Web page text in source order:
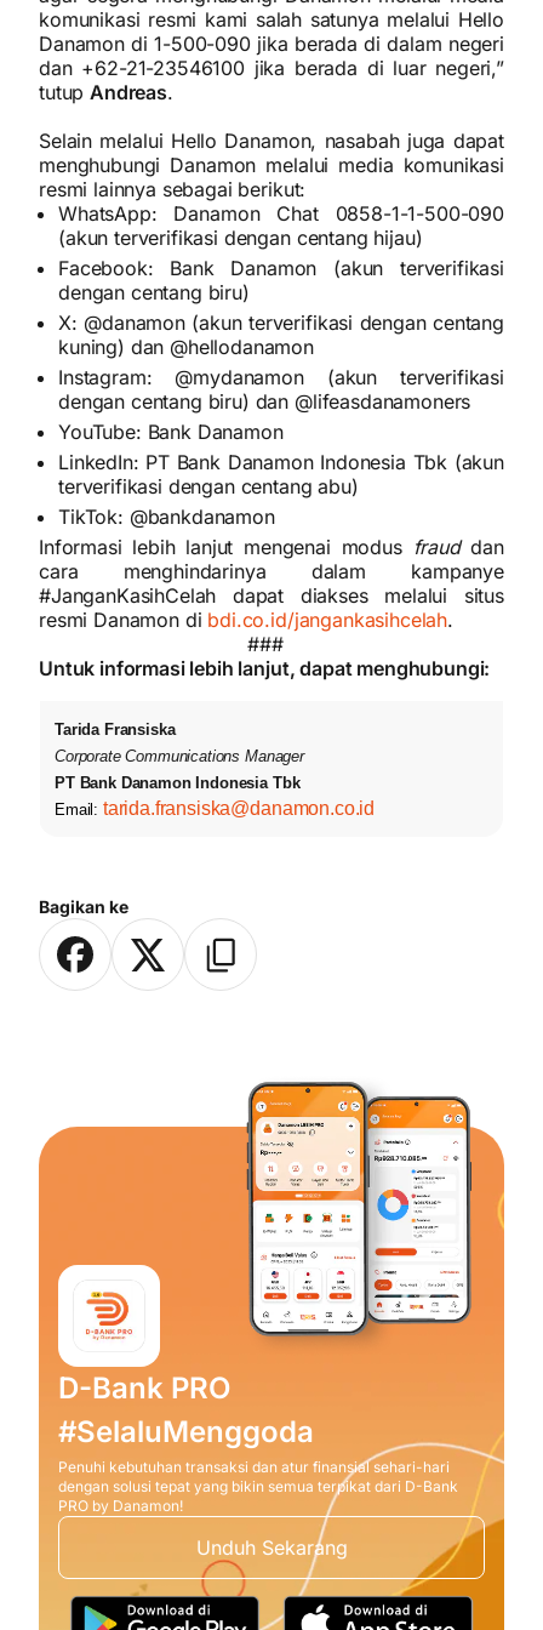
Bagikan ke
komunikasi resmi kami salah satunya melalui Hello
Danamon di 1-500-090 jika berada di dalam negeri
dan +62-21-23546100 jika berada di luar negeri,”
tutupAndreas.
Selain melalui Hello Danamon, nasabah juga dapat
menghubungi Danamon melalui media komunikasi
resmi lainnya sebagai berikut:
WhatsApp: Danamon Chat 0858-1-1-500-090
(akun terverifikasi dengan centang hijau)
Facebook: Bank Danamon (akun terverifikasi
dengan centang biru)
X: @danamon (akun terverifikasi dengan centang
kuning) dan @hellodanamon
Instagram: @mydanamon (akun terverifikasi
dengan centang biru) dan @lifeasdanamoners
YouTube: Bank Danamon
LinkedIn: PT Bank Danamon Indonesia Tbk (akun
terverifikasi dengan centang abu)
TikTok: @bankdanamon
Informasi lebih lanjut mengenai modus frauddan
cara menghindarinya dalam kampanye
#JanganKasihCelah dapat diakses melalui situs
resmi Danamon di bdi.co.id/jangankasihcelah.
###
Untuk informasi lebih lanjut, dapat menghubungi:
Tarida Fransiska
Corporate Communications Manager
PT Bank Danamon Indonesia Tbk
Email: tarida.fransiska@danamon.co.id
D-Bank PRO
#SelaluMenggoda
Penuhi kebutuhan transaksi dan atur finansial sehari-hari
dengan solusi tepat yang bikin semua terpikat dari D-Bank
PRO by Danamon!
Unduh Sekarang